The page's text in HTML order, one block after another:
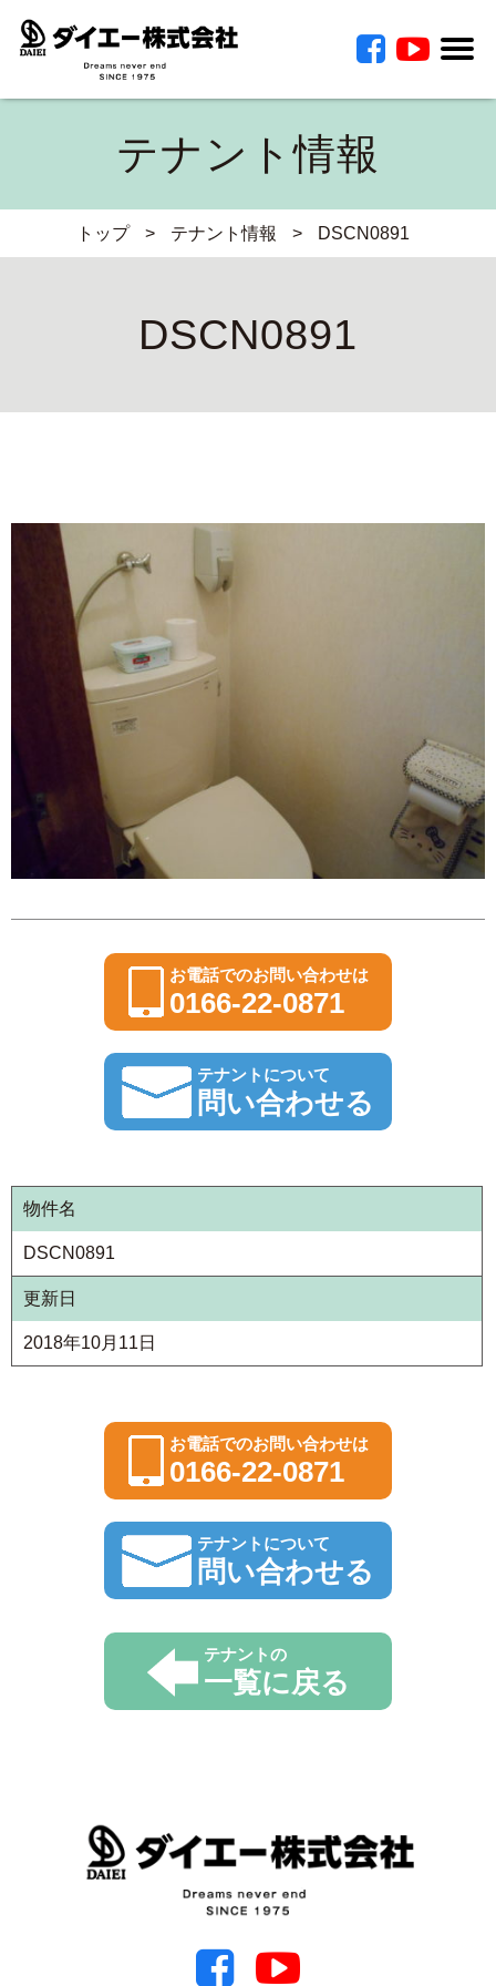
テナント情報
トップ > テナント情報 > DSCN0891
DSCN0891
お電話でのお問い合わせは
0166-22-0871
テナントについて
問い合わせる
物件名
DSCN0891
更新日
2018年10月11日
お電話でのお問い合わせは
0166-22-0871
テナントについて
問い合わせる
テナントの
一覧に戻る